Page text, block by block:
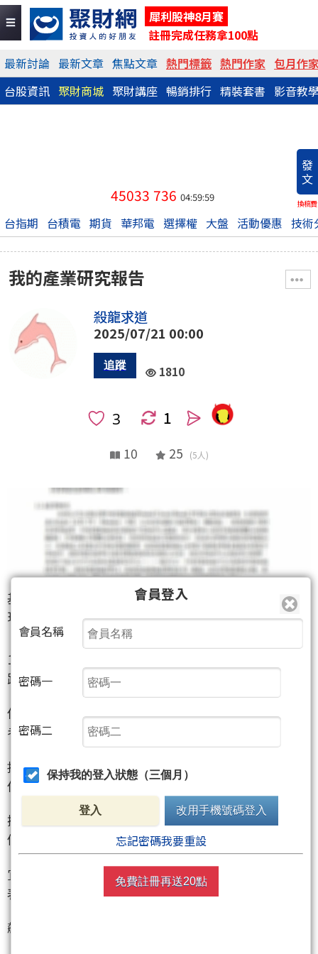
犀利股神8月賽
註冊完成任務拿100點
最新討論 最新文章 焦點文章 熱門標籤 熱門作家 包月作
台股資訊 聚財商城 聚財講座 暢銷排行 精裝套書 影音教
發
文
換稿費
45033 736 04:59:59
台指期 台積電 期貨 華邦電 選擇權 大盤 活動優惠 技術
我的產業研究報告
殺龍求道
2025/07/21 00:00
1810
1
10 25 (5人)
基本上這是個紀念專欄，慶祝自己從買進一張股票到
現在，每年的年度報酬率乘起來終於從1變成了
10。回想當初自己也是股市小白從網路上慢慢學習各
路大神的文章，到現在已經建立一套獨屬於我的操
作手法，也該留下一些心得給有心學習股市的人參
考。基本上會慢慢分享一些我覺得基礎且重要的股市
投資概念，期許各位這些基本看完，能建立初步的操
作手法，也能從我過去的成功與失敗，轉化成自己
操作的邏輯，基本上過去實戰的操作會講到個股的定
價會稍微貴一點，基礎理論跟思考邏輯會比較便
宜。原則上這是紀念專欄就只談從1到10經歷，不會發
表對現在行情的看法，所以想看現在股市看法跟
飆股的我就先勸退了。
會員登入
會員名稱
密碼一
密碼二
保持我的登入狀態（三個月）
登入 改用手機號碼登入
忘記密碼我要重設
免費註冊再送20點